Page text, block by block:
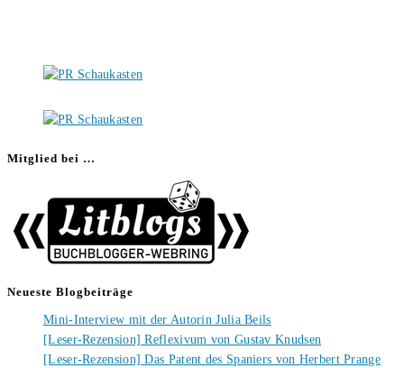
Mitglied bei …
Neueste Blogbeiträge
Mini-Interview mit der Autorin Julia Beils
[Leser-Rezension] Reflexivum von Gustav Knudsen
[Leser-Rezension] Das Patent des Spaniers von Herbert Prange